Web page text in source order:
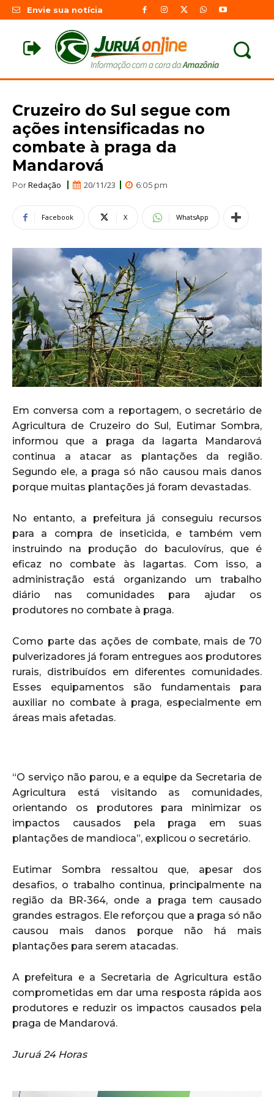
Envie sua notícia
Cruzeiro do Sul segue com
ações intensificadas no
combate à praga da
Mandarová
PorRedação 20/11/23 6:05 pm
Facebook X WhatsApp
Em conversa com a reportagem, o secretário de
Agricultura de Cruzeiro do Sul, Eutimar Sombra,
informou que a praga da lagarta Mandarová
continua a atacar as plantações da região.
Segundo ele, a praga só não causou mais danos
porque muitas plantações já foram devastadas.
No entanto, a prefeitura já conseguiu recursos
para a compra de inseticida, e também vem
instruindo na produção do baculovírus, que é
eficaz no combate às lagartas. Com isso, a
administração está organizando um trabalho
diário nas comunidades para ajudar os
produtores no combate à praga.
Como parte das ações de combate, mais de 70
pulverizadores já foram entregues aos produtores
rurais, distribuídos em diferentes comunidades.
Esses equipamentos são fundamentais para
auxiliar no combate à praga, especialmente em
áreas mais afetadas.
“O serviço não parou, e a equipe da Secretaria de
Agricultura está visitando as comunidades,
orientando os produtores para minimizar os
impactos causados pela praga em suas
plantações de mandioca”, explicou o secretário.
Eutimar Sombra ressaltou que, apesar dos
desafios, o trabalho continua, principalmente na
região da BR-364, onde a praga tem causado
grandes estragos. Ele reforçou que a praga só não
causou mais danos porque não há mais
plantações para serem atacadas.
A prefeitura e a Secretaria de Agricultura estão
comprometidas em dar uma resposta rápida aos
produtores e reduzir os impactos causados pela
praga de Mandarová.
Juruá 24 Horas